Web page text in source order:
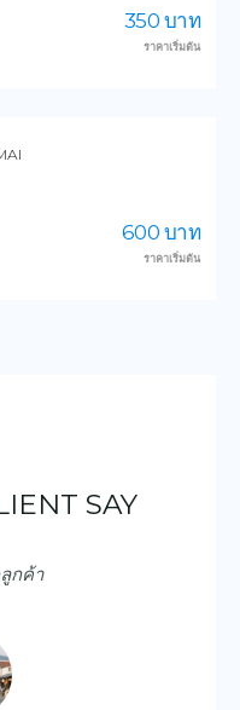
350 บาท
ราคาเริ่มต้น
600 บาท
ราคาเริ่มต้น
SAY
กค้า